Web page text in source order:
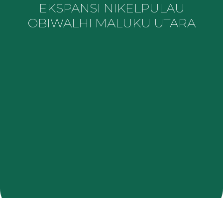
EKSPANSI NIKELPULAU
OBIWALHI MALUKU UTARA